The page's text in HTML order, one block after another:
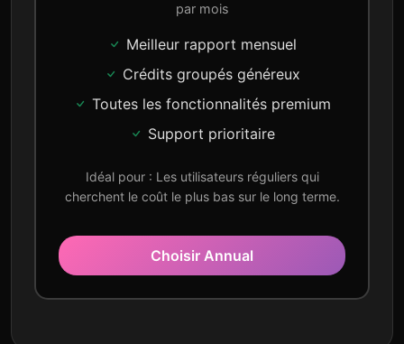
par mois
Meilleur rapport mensuel
Crédits groupés généreux
Toutes les fonctionnalités premium
Support prioritaire
Idéal pour : Les utilisateurs réguliers qui
cherchent le coût le plus bas sur le long terme.
Choisir Annual